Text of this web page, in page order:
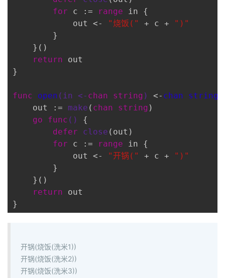
for c := range in {
out <-
"烧饭(" + c +
")"
}
}()
return out
}
func open (in <- chan string ) <- chan string
out := make ( chan string )
go
func ()
{
defer
close (out)
for c := range in {
out <-
"开锅(" + c +
")"
}
}()
return out
开锅(烧饭(洗米1))
开锅(烧饭(洗米2))
开锅(烧饭(洗米3))